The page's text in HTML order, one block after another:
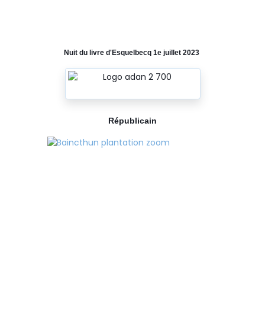
Nuit du livre d'Esquelbecq 1e juillet 2023
Républicain